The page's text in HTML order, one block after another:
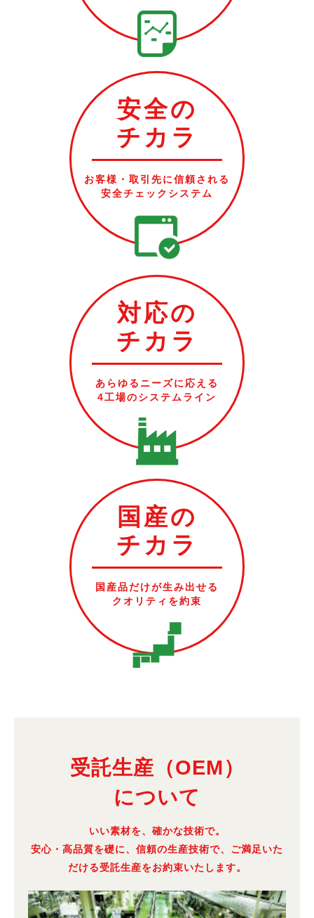
安全の
チカラ
お客様・取引先に信頼される
安全チェックシステム
対応の
チカラ
あらゆるニーズに応える
4工場のシステムライン
国産の
チカラ
国産品だけが生み出せる
クオリティを約束
受託生産（OEM）
について
いい素材を、確かな技術で。
安心・高品質を礎に、信頼の生産技術で、ご満足いた
だける受託生産をお約束いたします。